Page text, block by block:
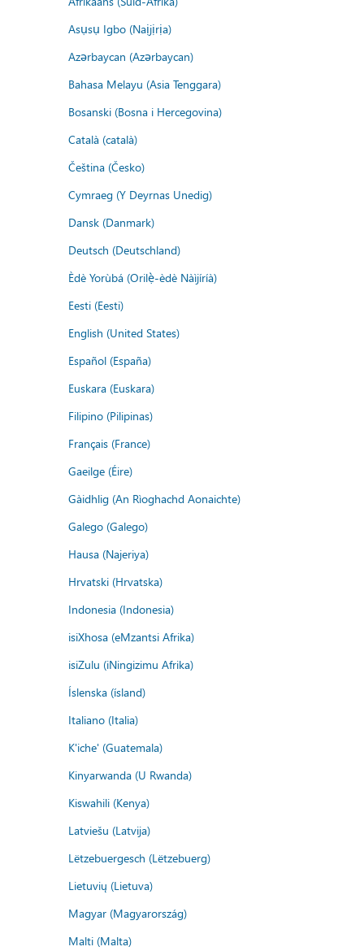
Asụsụ Igbo (Naịjịrịa)
Azərbaycan (Azərbaycan)
Bahasa Melayu (Asia Tenggara)
Bosanski (Bosna i Hercegovina)
Català (català)
Čeština (Česko)
Cymraeg (Y Deyrnas Unedig)
Dansk (Danmark)
Deutsch (Deutschland)
Èdè Yorùbá (Orilẹ̀-èdè Nàìjíríà)
Eesti (Eesti)
English (United States)
Español (España)
Euskara (Euskara)
Filipino (Pilipinas)
Français (France)
Gaeilge (Éire)
Gàidhlig (An Rìoghachd Aonaichte)
Galego (Galego)
Hausa (Najeriya)
Hrvatski (Hrvatska)
Indonesia (Indonesia)
isiXhosa (eMzantsi Afrika)
isiZulu (iNingizimu Afrika)
Íslenska (ísland)
Italiano (Italia)
K'iche' (Guatemala)
Kinyarwanda (U Rwanda)
Kiswahili (Kenya)
Latviešu (Latvija)
Lëtzebuergesch (Lëtzebuerg)
Lietuvių (Lietuva)
Magyar (Magyarország)
Malti (Malta)